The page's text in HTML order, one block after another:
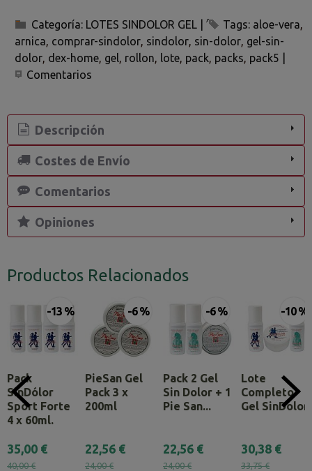
Categoría: LOTES SINDOLOR GEL Tags: aloe-vera
arnica comprar-sindolor sindolor sin-dolor gel-sin-
dolor dex-home gel rollon lote pack packs pack5
Comentarios
Descripción
Costes de Envío
Comentarios
Opiniones
Productos Relacionados
-13 %
Pack
SinDólor
Sport Forte
4 x 60ml.
35,00 €
40,00 €
-6 %
PieSan Gel
Pack 3 x
200ml
22,56 €
24,00 €
-6 %
Pack 2 Gel
Sin Dolor + 1
Pie San...
22,56 €
24,00 €
-10 %
Lote
Completo
Gel SinDolor
30,38 €
33,75 €